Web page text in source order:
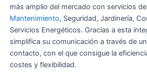
más amplio del mercado con servicios de
Mantenimiento, Seguridad, Jardinería,
Servicios Energéticos. Gracias a esta
simplifica su comunicación a través de
contacto, con el que consigue la
costes y flexibilidad.